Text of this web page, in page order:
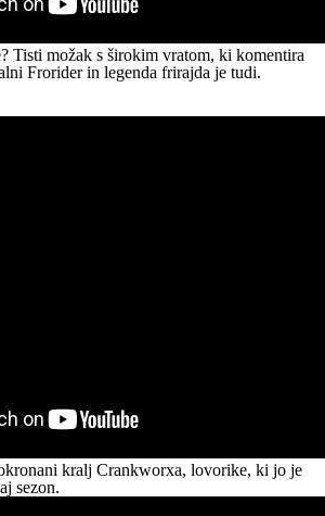
? Tisti možak s širokim vratom, ki komentira
Frorider in legenda frirajda je tudi.
kralj Crankworxa, lovorike, ki jo je
sezon.